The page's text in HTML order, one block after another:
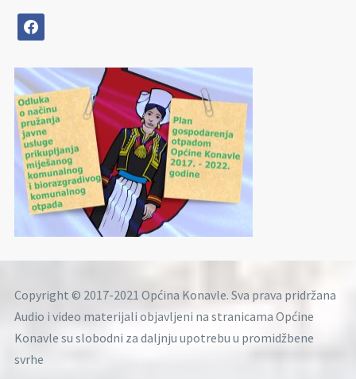
facebook
Copyright © 2017-2021 Općina Konavle. Sva prava pridržana
Audio i video materijali objavljeni na stranicama Općine
Konavle su slobodni za daljnju upotrebu u promidžbene
svrhe